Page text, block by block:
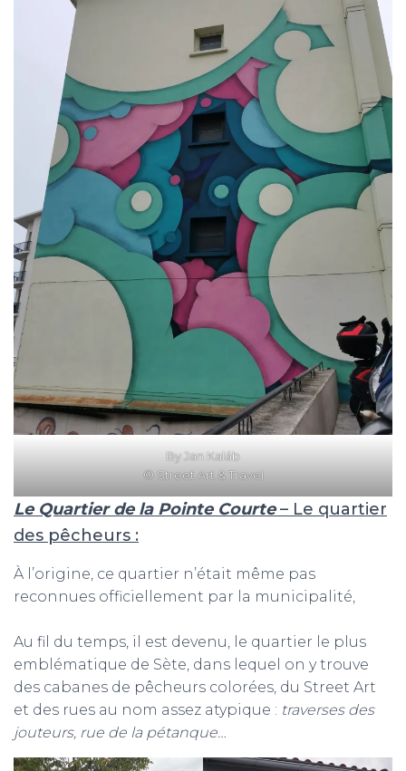
By Jan Kaláb
© Street Art & Travel
Le Quartier de la Pointe Courte– Le quartier
des pêcheurs :
À l’origine, ce quartier n’était même pas
reconnues officiellement par la municipalité,
Au fil du temps, il est devenu, le quartier le plus
emblématique de Sète, dans lequel on y trouve
des cabanes de pêcheurs colorées, du Street Art
et des rues au nom assez atypique : traverses des
jouteurs, rue de la pétanque…